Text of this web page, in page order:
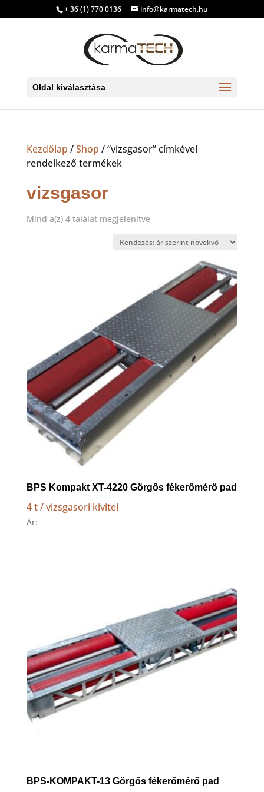
+ 36 (1) 770 0136 info@karmatech.hu
Oldal kiválasztása
Kezdőlap /Shop / “vizsgasor” címkével
rendelkező termékek
vizsgasor
Mind a(z) 4 találat megjelenítveSorted
price:
high
BPS Kompakt XT-4220 Görgős fékerőmérő pad
4 t / vizsgasori kivitel
Ár:
BPS-KOMPAKT-13 Görgős fékerőmérő pad